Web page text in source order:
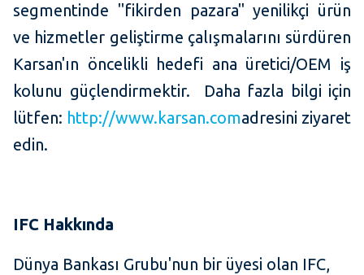
segmentinde "fikirden pazara" yenilikçi ürün
ve hizmetler geliştirme çalışmalarını sürdüren
Karsan'ın öncelikli hedefi ana üretici/OEM iş
kolunu güçlendirmektir. Daha fazla bilgi için
lütfen: http://www.karsan.comadresini ziyaret
edin.
IFC Hakkında
Dünya Bankası Grubu'nun bir üyesi olan IFC,